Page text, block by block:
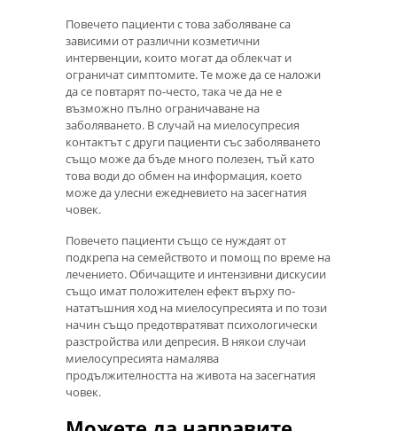
Повечето пациенти с това заболяване са
зависими от различни козметични
интервенции, които могат да облекчат и
ограничат симптомите. Те може да се наложи
да се повтарят по-често, така че да не е
възможно пълно ограничаване на
заболяването. В случай на миелосупресия
контактът с други пациенти със заболяването
също може да бъде много полезен, тъй като
това води до обмен на информация, което
може да улесни ежедневието на засегнатия
човек.
Повечето пациенти също се нуждаят от
подкрепа на семейството и помощ по време на
лечението. Обичащите и интензивни дискусии
също имат положителен ефект върху по-
нататъшния ход на миелосупресията и по този
начин също предотвратяват психологически
разстройства или депресия. В някои случаи
миелосупресията намалява
продължителността на живота на засегнатия
човек.